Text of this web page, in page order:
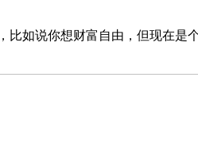
，比如说你想财富自由，但现在是